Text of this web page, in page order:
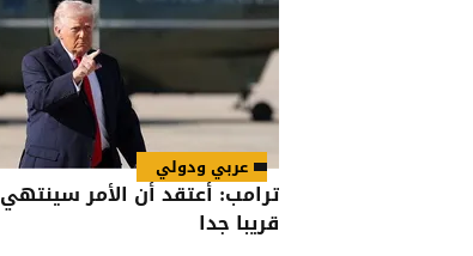
عربي ودولي
ترامب: أعتقد أن الأمر سينتهي
قريبا جدا